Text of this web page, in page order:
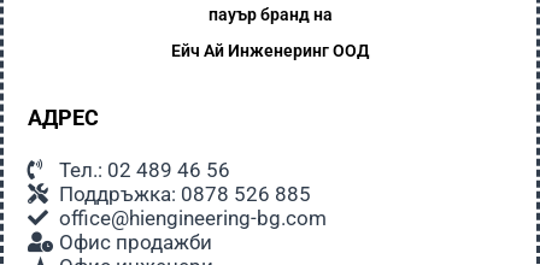
пауър бранд на
Ейч АйИнженеринг ООД
АДРЕС
Тел.: 02 489 46 56
Поддръжка: 0878 526 885
office@hiengineering-bg.com
Офис продажби